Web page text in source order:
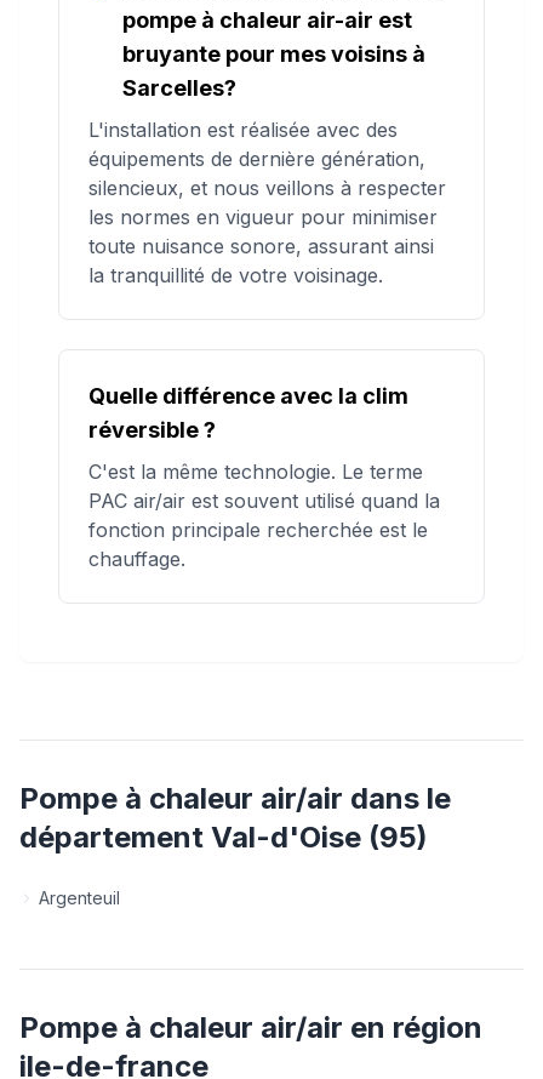
pompe à chaleur air-air est
bruyante pour mes voisins à
Sarcelles?
L'installation est réalisée avec des
équipements de dernière génération,
silencieux, et nous veillons à respecter
les normes en vigueur pour minimiser
toute nuisance sonore, assurant ainsi
la tranquillité de votre voisinage.
Quelle différence avec la clim
réversible ?
C'est la même technologie. Le terme
PAC air/air est souvent utilisé quand la
fonction principale recherchée est le
chauffage.
Pompe à chaleur air/air dans le
département Val-d'Oise (95)
Argenteuil
Pompe à chaleur air/air en région
ile-de-france